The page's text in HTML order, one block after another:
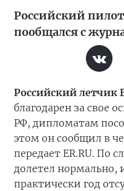
Российский
пообщался с
Российский
благодарен за свое
РФ, дипломатам
этом он сообщил в
передает ER.RU. По
долетел нормально,
практически год